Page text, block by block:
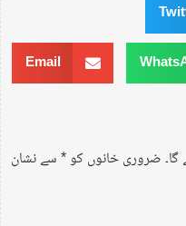
Email
ضروری خانوں کو*سے نشان